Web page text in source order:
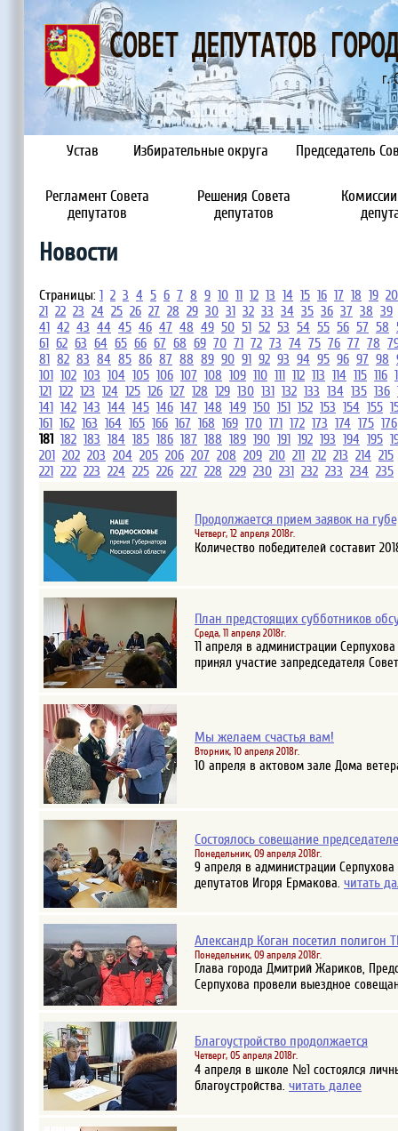
Устав Избирательные округа Председатель
Регламент Совета
депутатов
Решения Совета
депутатов
Новости
Страницы: 1 2 3 4 5 6 7 8 9 10 11 12 13 14 15 16 17 18 19 20
21 22 23 24 25 26 27 28 29 30 31 32 33 34 35 36 37 38 39
41 42 43 44 45 46 47 48 49 50 51 52 53 54 55 56 57 58
61 62 63 64 65 66 67 68 69 70 71 72 73 74 75 76 77 78
81 82 83 84 85 86 87 88 89 90 91 92 93 94 95 96 97 98
101 102 103 104 105 106 107 108 109 110 111 112 113 114 115 116
121 122 123 124 125 126 127 128 129 130 131 132 133 134 135 136
141 142 143 144 145 146 147 148 149 150 151 152 153 154 155
161 162 163 164 165 166 167 168 169 170 171 172 173 174 175 176
181 182 183 184 185 186 187 188 189 190 191 192 193 194 195
201 202 203 204 205 206 207 208 209 210 211 212 213 214 215
221 222 223 224 225 226 227 228 229 230 231 232 233 234 235
Продолжается прием заявок на
Четверг, 12 апреля 2018г.
Количество победителей составит
План предстоящих субботников
Среда, 11 апреля 2018г.
11 апреля в администрации
принял участие запредседателя
Мы желаем счастья вам!
Вторник, 10 апреля 2018г.
10 апреля в актовом зале Дома
Состоялось совещание
Понедельник, 09 апреля 2018г.
9 апреля в администрации
депутатов Игоря Ермакова. читать
Александр Коган посетил полигон
Понедельник, 09 апреля 2018г.
Глава города Дмитрий Жариков,
Серпухова провели выездное
Благоустройство продолжается
Четверг, 05 апреля 2018г.
4 апреля в школе №1 состоялся
благоустройства. читать далее